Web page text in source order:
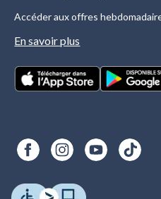
Accéder aux offres
En savoir plus